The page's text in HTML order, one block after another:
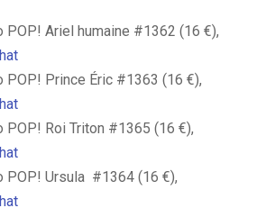
POP! Ariel humaine #1362 (16 €),
POP! Prince Éric #1363 (16 €),
POP! Roi Triton #1365 (16 €),
POP! Ursula #1364 (16 €),